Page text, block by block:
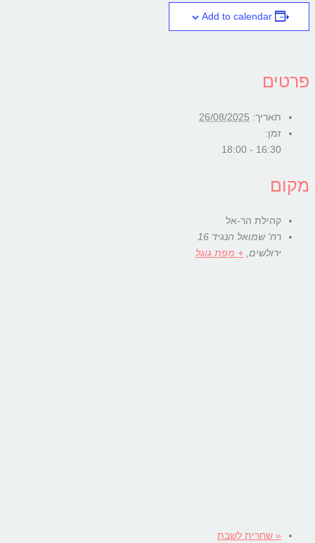
Add to calendar
פרטים
תאריך: 26/08/2025
זמן:
16:30 - 18:00
מקום
קהילת הר-אל
רח' שמואל הנגיד 16
ירולשים, + מפת גוגל
« שחרית לשבת